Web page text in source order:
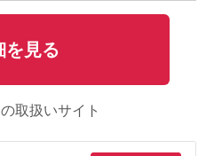
を見る
取扱いサイト